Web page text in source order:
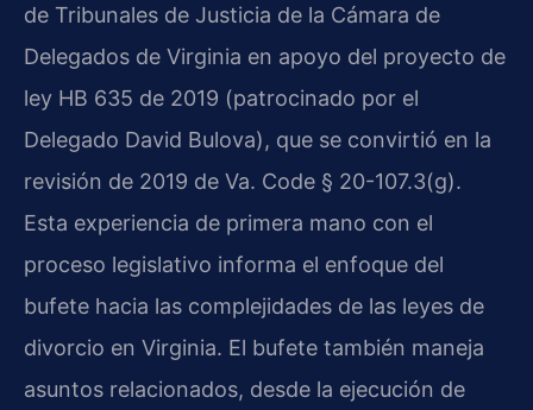
de Tribunales de Justicia de la Cámara de
Delegados de Virginia en apoyo del proyecto de
ley HB 635 de 2019 (patrocinado por el
Delegado David Bulova), que se convirtió en la
revisión de 2019 de Va. Code § 20-107.3(g).
Esta experiencia de primera mano con el
proceso legislativo informa el enfoque del
bufete hacia las complejidades de las leyes de
divorcio en Virginia. El bufete también maneja
asuntos relacionados, desde la ejecución de